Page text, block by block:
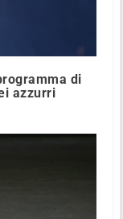
di
azzurri